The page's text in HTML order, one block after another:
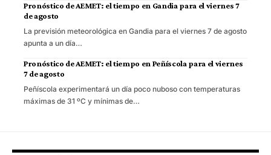
Pronóstico de AEMET: el tiempo en Gandia para el viernes 7
de agosto
La previsión meteorológica en Gandia para el viernes 7 de agosto
apunta a un día…
Pronóstico de AEMET: el tiempo en Peñíscola para el viernes
7 de agosto
Peñíscola experimentará un día poco nuboso con temperaturas
máximas de 31 ºC y mínimas de…